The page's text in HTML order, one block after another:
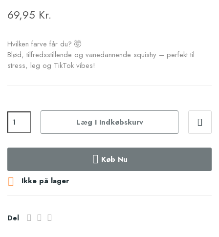
69,95 Kr.
Hvilken farve får du? 🤯
Blød, tilfredsstillende og vanedannende squishy – perfekt til
stress, leg og TikTok vibes!
Læg I Indkøbskurv
Køb Nu
 Ikke på lager
Del